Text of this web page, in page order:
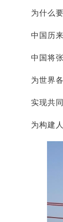
为什么
中国历
中国将
为世界
实现共
为构建